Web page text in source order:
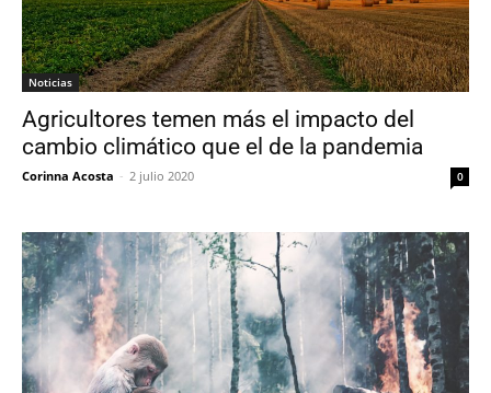
Noticias
Agricultores temen más el impacto del
cambio climático que el de la pandemia
Corinna Acosta - 2 julio 2020 0